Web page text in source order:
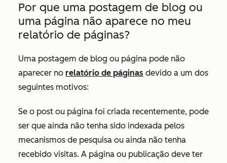
Por que uma postagem de blog ou
uma página não aparece no meu
relatório de páginas?
Uma postagem de blog ou página pode não
aparecer no relatório de páginas devido a um dos
seguintes motivos:
Se o post ou página foi criada recentemente, pode
ser que ainda não tenha sido indexada pelos
mecanismos de pesquisa ou ainda não tenha
recebido visitas. A página ou publicação deve ter